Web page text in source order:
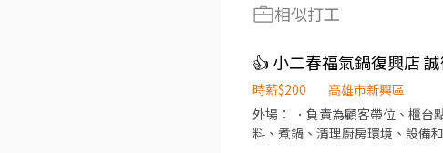
相似打工
👍 小二春福氣鍋復興店
時薪$200
高雄市新興區
外場： ．負責為顧客帶位、櫃台
料、煮鍋、清理廚房環境、設備